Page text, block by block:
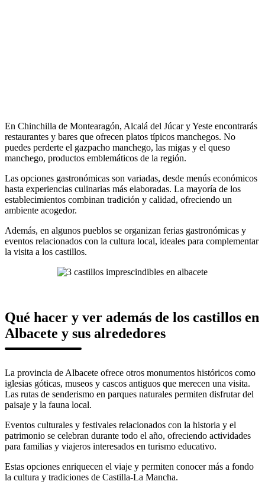
En Chinchilla de Montearagón, Alcalá del Júcar y Yeste encontrarás
restaurantes y bares que ofrecen platos típicos manchegos. No
puedes perderte el gazpacho manchego, las migas y el queso
manchego, productos emblemáticos de la región.
Las opciones gastronómicas son variadas, desde menús económicos
hasta experiencias culinarias más elaboradas. La mayoría de los
establecimientos combinan tradición y calidad, ofreciendo un
ambiente acogedor.
Además, en algunos pueblos se organizan ferias gastronómicas y
eventos relacionados con la cultura local, ideales para complementar
la visita a los castillos.
Qué hacer y ver además de los castillos en
Albacete y sus alrededores
La provincia de Albacete ofrece otros monumentos históricos como
iglesias góticas, museos y cascos antiguos que merecen una visita.
Las rutas de senderismo en parques naturales permiten disfrutar del
paisaje y la fauna local.
Eventos culturales y festivales relacionados con la historia y el
patrimonio se celebran durante todo el año, ofreciendo actividades
para familias y viajeros interesados en turismo educativo.
Estas opciones enriquecen el viaje y permiten conocer más a fondo
la cultura y tradiciones de Castilla-La Mancha.